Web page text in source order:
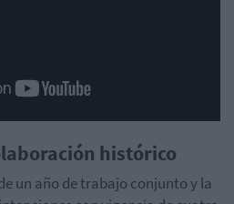
histórico
un año de trabajo conjunto y la